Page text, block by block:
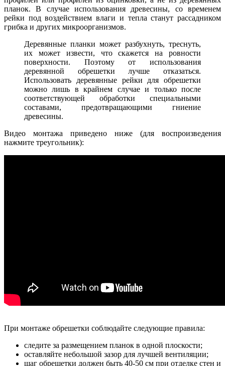
планок. В случае использования древесины, со временем
рейки под воздействием влаги и тепла станут рассадником
грибка и других микроорганизмов.
Деревянные планки может разбухнуть, треснуть,
их может извести, что скажется на ровности
поверхности. Поэтому от использования
деревянной обрешетки лучше отказаться.
Использовать деревянные рейки для обрешетки
можно лишь в крайнем случае и только после
соответствующей обработки специальными
составами, предотвращающими гниение
древесины.
Видео монтажа приведено ниже (для воспроизведения
нажмите треугольник):
При монтаже обрешетки соблюдайте следующие правила:
следите за размещением планок в одной плоскости;
оставляйте небольшой зазор для лучшей вентиляции;
шаг обрешетки должен быть 40-50 см при отделке стен и